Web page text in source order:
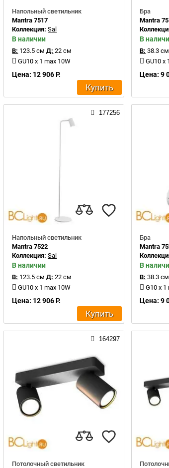
Напольный светильник
Mantra 7517
Коллекция:Sal
В наличии
В: 123.5 см Д: 22 см
GU10 x 1 max 10W
Цена: 12 906 Р.
Купить
Бра
Mantra
В
В: 38.3 см
GU10 x
Цена: 9
177256
Напольный светильник
Mantra 7522
Коллекция:Sal
В наличии
В: 123.5 см Д: 22 см
GU10 x 1 max 10W
Цена: 12 906 Р.
Купить
Бра
Mantra
В
В: 38.3 см
G10 x 1
Цена: 9
164297
Потолочный светильник